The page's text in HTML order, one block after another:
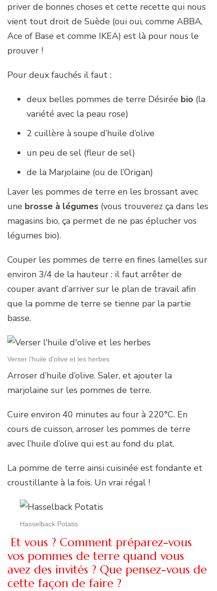
priver de bonnes choses et cette recette qui nous
vient tout droit de Suède (oui oui, comme ABBA,
Ace of Base et comme IKEA) est là pour nous le
prouver !
Pour deux fauchés il faut :
deux belles pommes de terre Désirée bio (la
variété avec la peau rose)
2 cuillère à soupe d’huile d’olive
un peu de sel (fleur de sel)
de la Marjolaine (ou de l’Origan)
Laver les pommes de terre en les brossant avec
une brosse à légumes (vous trouverez ça dans les
magasins bio, ça permet de ne pas éplucher vos
légumes bio).
Couper les pommes de terre en fines lamelles sur
environ 3/4 de la hauteur : il faut arrêter de
couper avant d’arriver sur le plan de travail afin
que la pomme de terre se tienne par la partie
basse.
Verser l'huile d'olive et les herbes
Arroser d’huile d’olive. Saler, et ajouter la
marjolaine sur les pommes de terre.
Cuire environ 40 minutes au four à 220°C. En
cours de cuisson, arroser les pommes de terre
avec l’huile d’olive qui est au fond du plat.
La pomme de terre ainsi cuisinée est fondante et
croustillante à la fois. Un vrai régal !
Hasselback Potatis
Et vous ? Comment préparez-vous
vos pommes de terre quand vous
avez des invités ? Que pensez-vous de
cette façon de faire ?